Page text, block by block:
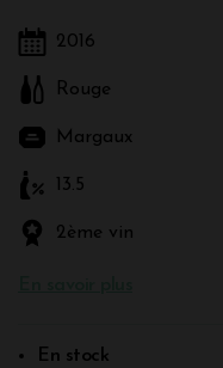
2016
Rouge
Margaux
13.5
2ème vin
En stock